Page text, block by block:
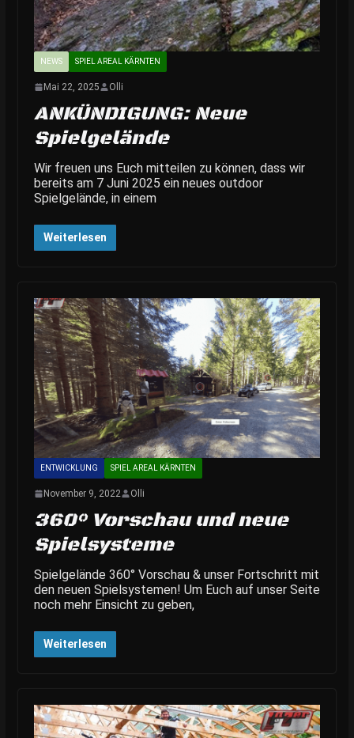
NEWS SPIEL AREAL KÄRNTEN
Mai 22, 2025 Olli
ANKÜNDIGUNG: Neue
Spielgelände
Wir freuen uns Euch mitteilen zu können, dass wir
bereits am 7 Juni 2025 ein neues outdoor
Spielgelände, in einem
Weiterlesen
ENTWICKLUNG SPIEL AREAL KÄRNTEN
November 9, 2022 Olli
360° Vorschau und neue
Spielsysteme
Spielgelände 360° Vorschau & unser Fortschritt mit
den neuen Spielsystemen! Um Euch auf unser Seite
noch mehr Einsicht zu geben,
Weiterlesen